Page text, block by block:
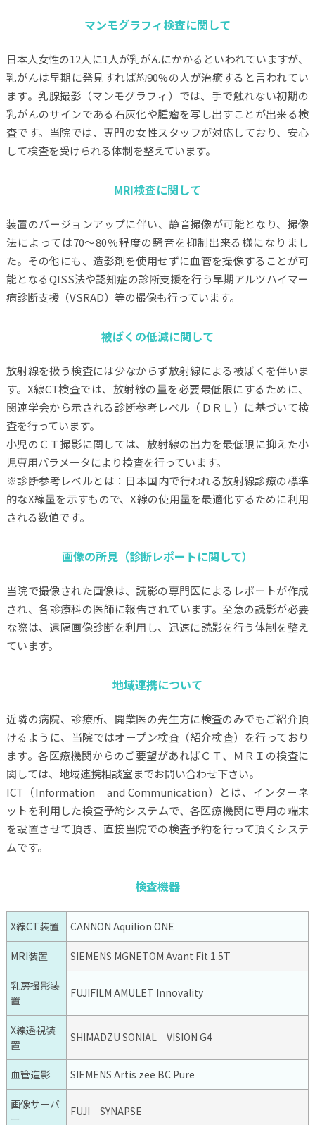
マンモグラフィ検査に関して
日本人女性の12人に1人が乳がんにかかるといわれていますが、
乳がんは早期に発見すれば約90%の人が治癒すると言われてい
ます。乳腺撮影（マンモグラフィ）では、手で触れない初期の
乳がんのサインである石灰化や腫瘤を写し出すことが出来る検
査です。当院では、専門の女性スタッフが対応しており、安心
して検査を受けられる体制を整えています。
MRI検査に関して
装置のバージョンアップに伴い、静音撮像が可能となり、撮像
法によっては70～80％程度の騒音を抑制出来る様になりまし
た。その他にも、造影剤を使用せずに血管を撮像することが可
能となるQISS法や認知症の診断支援を行う早期アルツハイマー
病診断支援（VSRAD）等の撮像も行っています。
被ばくの低減に関して
放射線を扱う検査には少なからず放射線による被ばくを伴いま
す。X線CT検査では、放射線の量を必要最低限にするために、
関連学会から示される診断参考レベル（ＤＲＬ）に基づいて検
査を行っています。
小児のＣＴ撮影に関しては、放射線の出力を最低限に抑えた小
児専用パラメータにより検査を行っています。
※診断参考レベルとは：日本国内で行われる放射線診療の標準
的なX線量を示すもので、X線の使用量を最適化するために利用
される数値です。
画像の所見（診断レポートに関して）
当院で撮像された画像は、読影の専門医によるレポートが作成
され、各診療科の医師に報告されています。至急の読影が必要
な際は、遠隔画像診断を利用し、迅速に読影を行う体制を整え
ています。
地域連携について
近隣の病院、診療所、開業医の先生方に検査のみでもご紹介頂
けるように、当院ではオープン検査（紹介検査）を行っており
ます。各医療機関からのご要望があればＣＴ、ＭＲＩの検査に
関しては、地域連携相談室までお問い合わせ下さい。
ICT（Information and Communication）とは、インターネ
ットを利用した検査予約システムで、各医療機関に専用の端末
を設置させて頂き、直接当院での検査予約を行って頂くシステ
ムです。
検査機器
X線CT装置 CANNON Aquilion ONE
MRI装置 SIEMENS MGNETOM Avant Fit 1.5T
乳房撮影装
置
FUJIFILM AMULET Innovality
X線透視装
置
SHIMADZU SONIAL VISION G4
血管造影 SIEMENS Artis zee BC Pure
画像サーバ
ー
FUJI SYNAPSE